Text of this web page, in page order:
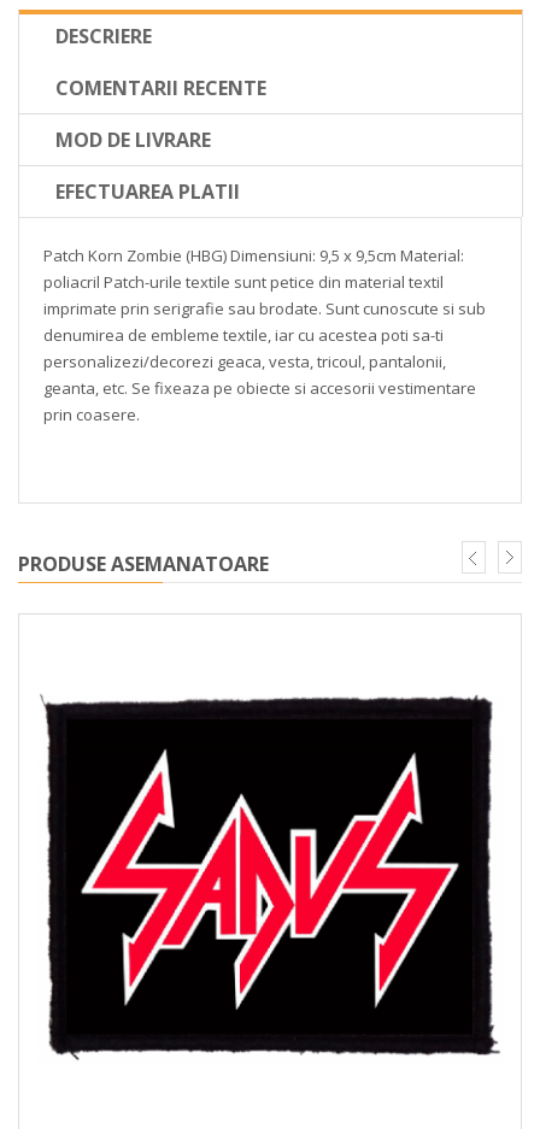
DESCRIERE
COMENTARII RECENTE
MOD DE LIVRARE
EFECTUAREA PLATII
Patch Korn Zombie (HBG)Dimensiuni: 9,5 x 9,5cm Material:
poliacril Patch-urile textile sunt petice din material textil
imprimate prin serigrafie sau brodate. Sunt cunoscute si sub
denumirea de embleme textile, iar cu acestea poti sa-ti
personalizezi/decorezi geaca, vesta, tricoul, pantalonii,
geanta, etc. Se fixeaza pe obiecte si accesorii vestimentare
prin coasere.
PRODUSE ASEMANATOARE